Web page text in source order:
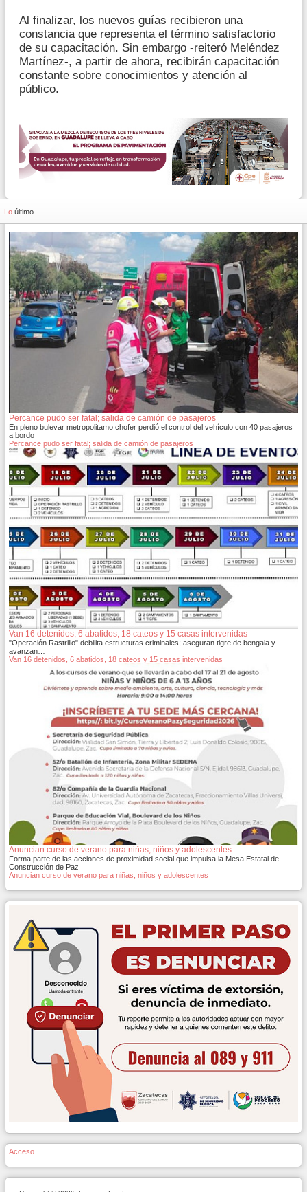
Al finalizar, los nuevos guías recibieron una
constancia que representa el término satisfactorio
de su capacitación. Sin embargo -reiteró Meléndez
Martínez-, a partir de ahora, recibirán capacitación
constante sobre conocimientos y atención al
público.
Lo último
Percance pudo ser fatal; salida de camión de pasajeros
En pleno bulevar metropolitamo chofer perdió el control del vehículo con 40 pasajeros
a bordo
Percance pudo ser fatal; salida de camión de pasajeros
Van 16 detenidos, 6 abatidos, 18 cateos y 15 casas intervenidas
"Operación Rastrillo" debilita estructuras criminales; aseguran tigre de bengala y
avanzan…
Van 16 detenidos, 6 abatidos, 18 cateos y 15 casas intervenidas
Anuncian curso de verano para niñas, niños y adolescentes
Forma parte de las acciones de proximidad social que impulsa la Mesa Estatal de
Construcción de Paz
Anuncian curso de verano para niñas, niños y adolescentes
Acceso